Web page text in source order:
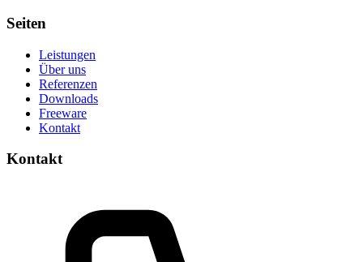
Seiten
Leistungen
Über uns
Referenzen
Downloads
Freeware
Kontakt
Kontakt